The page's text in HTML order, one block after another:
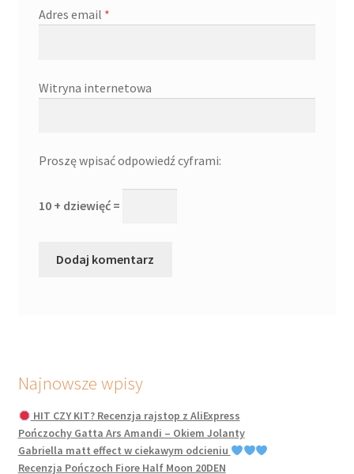
Adres email *
Witryna internetowa
Proszę wpisać odpowiedź cyframi:
10 + dziewięć =
Najnowsze wpisy
HIT CZY KIT? Recenzja rajstop z AliExpress
Pończochy Gatta Ars Amandi – Okiem Jolanty
Gabriella matt effect w ciekawym odcieniu
Recenzja Pończoch Fiore Half Moon 20DEN